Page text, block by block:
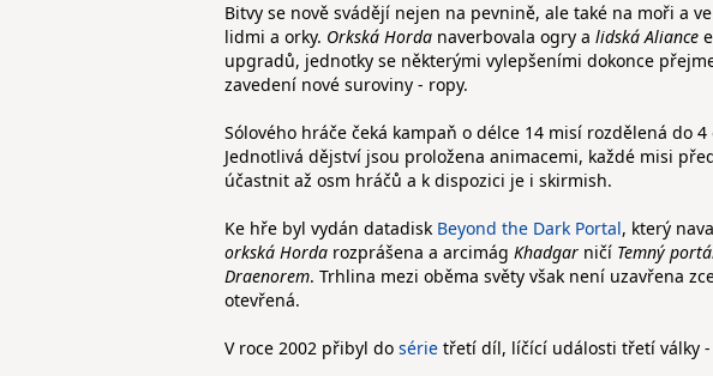
Bitvy se nově svádějí nejen na pevnině, ale také na moři a
lidmi a orky. Orkská Horda naverbovala ogry a lidská Aliance
upgradů, jednotky se některými vylepšeními dokonce
zavedení nové suroviny - ropy.
Sólového hráče čeká kampaň o délce 14 misí rozdělená do
Jednotlivá dějství jsou proložena animacemi, každé misi
účastnit až osm hráčů a k dispozici je i skirmish.
Ke hře byl vydán datadisk Beyond the Dark Portal, který
orkská Horda rozprášena a arcimág Khadgar ničí Temný
Draenorem. Trhlina mezi oběma světy však není uzavřena
otevřená.
V roce 2002 přibyl do série třetí díl, líčící události třetí války -